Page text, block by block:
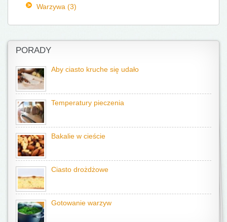
Warzywa (3)
PORADY
Aby ciasto kruche się udało
Temperatury pieczenia
Bakalie w cieście
Ciasto drożdżowe
Gotowanie warzyw